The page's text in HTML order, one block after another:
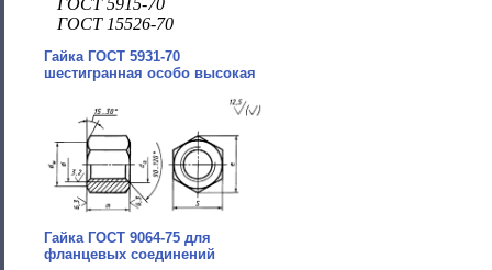
ГОСТ 5915-70
ГОСТ 15526-70
Гайка ГОСТ 5931-70
шестигранная особо высокая
Гайка ГОСТ 9064-75 для
фланцевых соединений